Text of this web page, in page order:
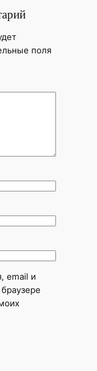
поля
email и